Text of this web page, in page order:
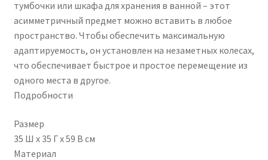
Средства для дезинфекции кондиционеров
Средства для чистки кондиционеров
Услуги альпинистов при установке и обслуживании
Чистка кондиционеров
тумбочки или шкафа для хранения в ванной – этот
асимметричный предмет можно вставить в любое
пространство. Чтобы обеспечить максимальную
адаптируемость, он установлен на незаметных колесах,
что обеспечивает быстрое и простое перемещение из
одного места в другое.
Подробности
Размер
35 Ш x 35 Г x 59 В см
Материал